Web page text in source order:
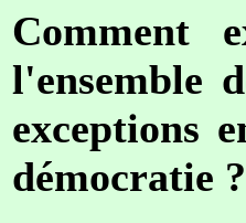
Comment
l'ensemble
exceptions
démocratie ?